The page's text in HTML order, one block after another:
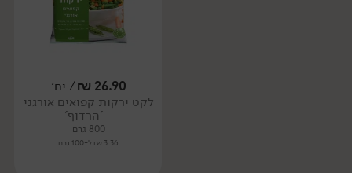
26.90
₪/ יח׳
לקט ירקות קפואים אורגני
- 'הרדוף'
800 גרם
3.36 ₪ ל-100 גרם